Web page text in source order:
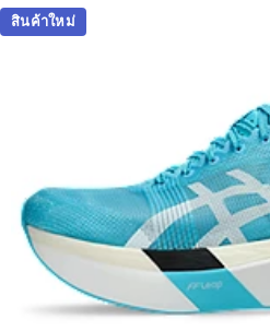
สินค้าใหม่